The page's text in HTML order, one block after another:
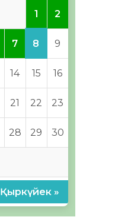
1 2
7 8 9
14 15 16
21 22 23
28 29 30
Қыркүйек »